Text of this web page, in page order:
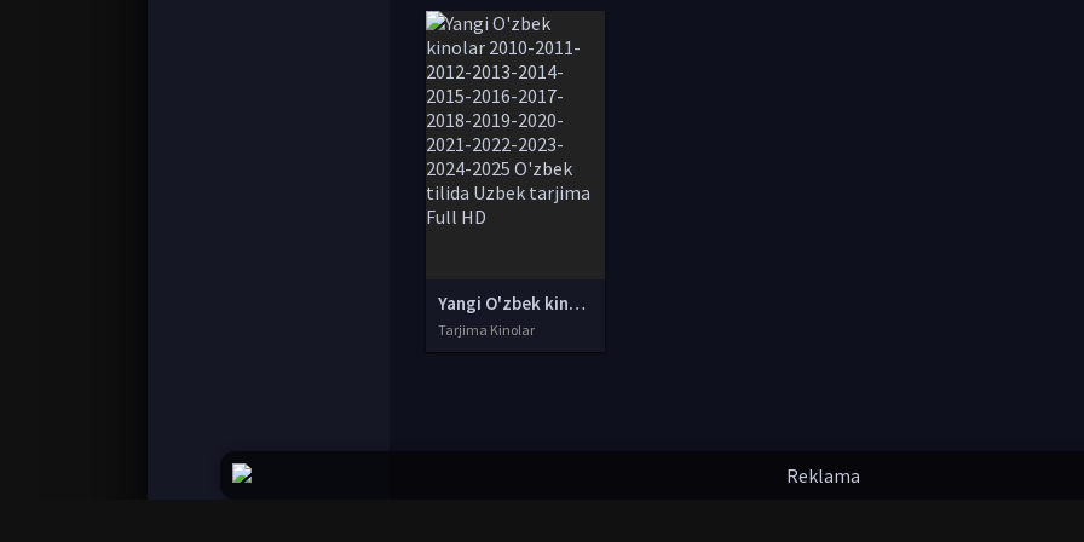
Yangi O'zbek kinolar 2010-2011-2012-2013-2014-2015-2016-2017-2018-2019-2020-2021-2022-2023-2024-2025 O'zbek tilida Uzbek tarjima Full HD
Tarjima Kinolar